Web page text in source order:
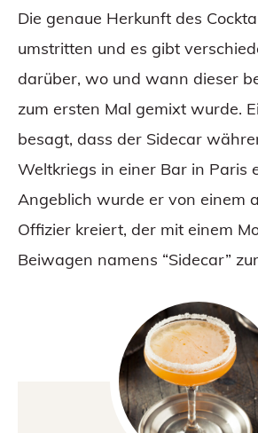
Die genaue Herkunft des
umstritten und es gibt
darüber, wo und wann dieser
zum ersten Mal gemixt wurde.
besagt, dass der Sidecar
Weltkriegs in einer Bar in Paris
Angeblich wurde er von einem
Offizier kreiert, der mit einem
Beiwagen namens “Sidecar”